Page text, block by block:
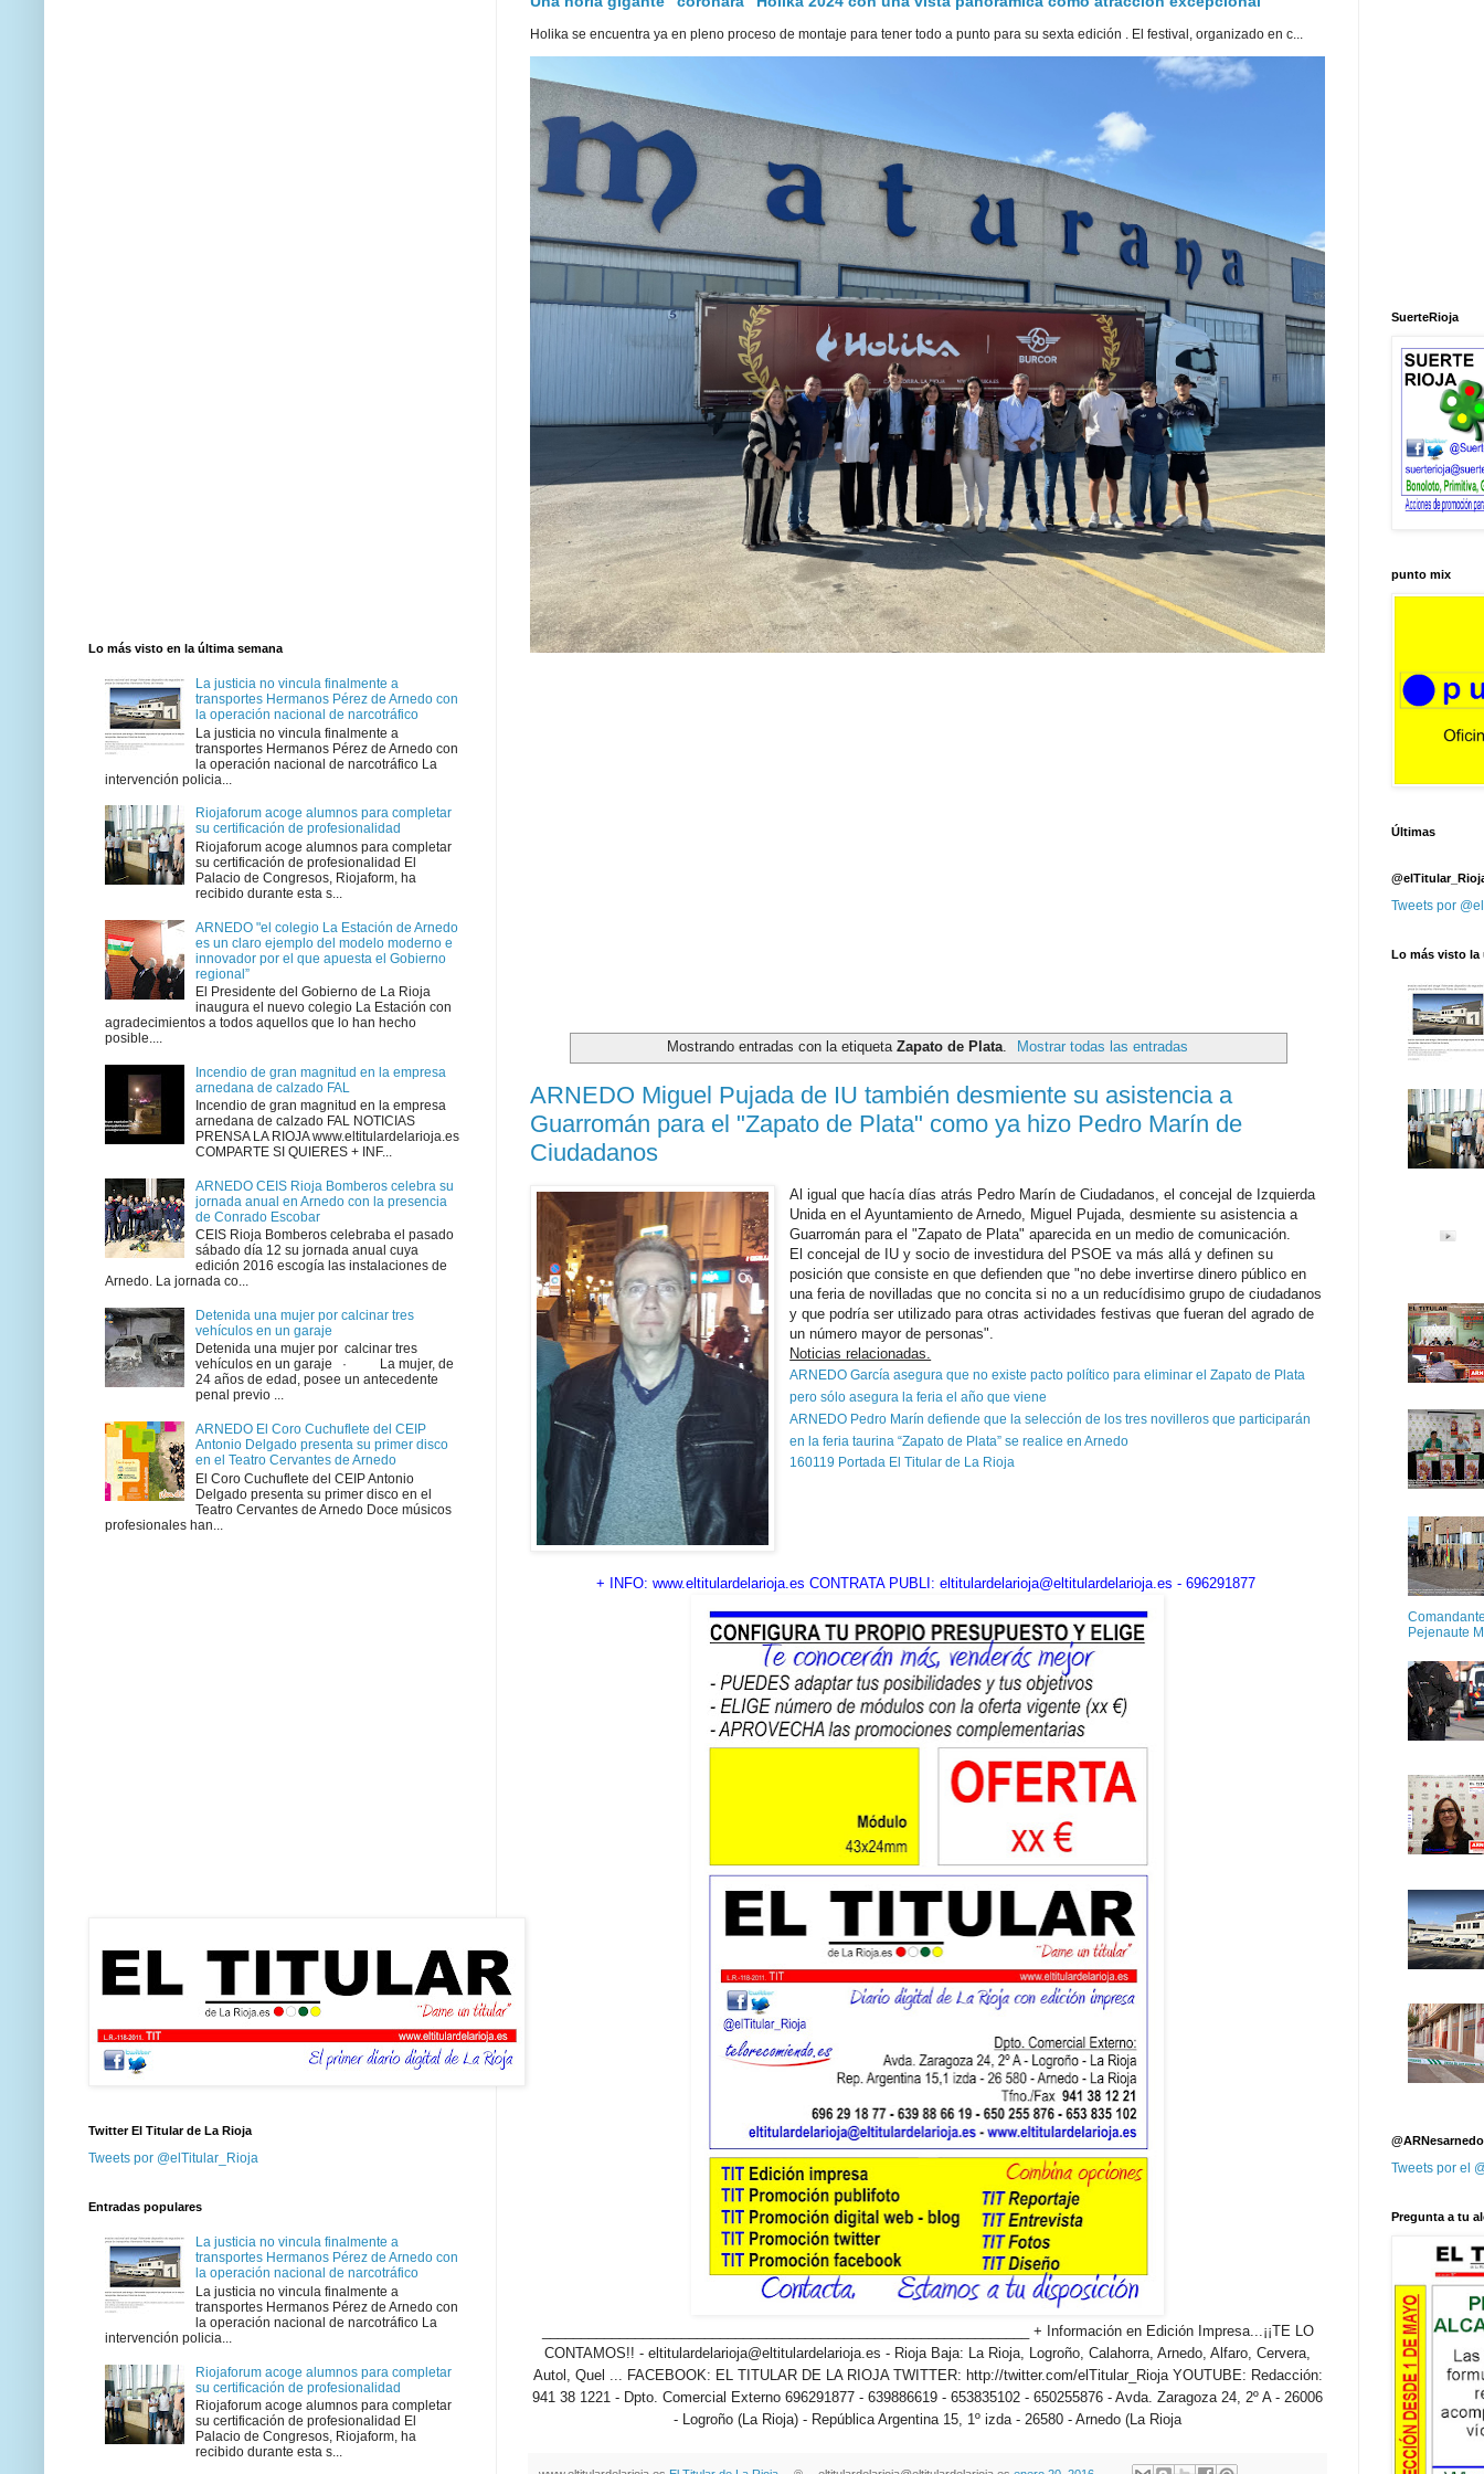
Holika se encuentra ya en pleno proceso de montaje para tener todo a punto para su sexta edición . El festival, organizado en c...
Mostrando entradas con la etiqueta Zapato de Plata. Mostrar todas las entradas
ARNEDO Miguel Pujada de IU también desmiente su asistencia a
Guarromán para el "Zapato de Plata" como ya hizo Pedro Marín de
Ciudadanos
Al igual que hacía días atrás Pedro Marín de Ciudadanos, el concejal de Izquierda
Unida en el Ayuntamiento de Arnedo, Miguel Pujada, desmiente su asistencia a
Guarromán para el "Zapato de Plata" aparecida en un medio de comunicación.
El concejal de IU y socio de investidura del PSOE va más allá y definen su
posición que consiste en que defienden que "no debe invertirse dinero público en
una feria de novilladas que no concita si no a un reducídisimo grupo de ciudadanos
y que podría ser utilizado para otras actividades festivas que fueran del agrado de
un número mayor de personas".
Noticias relacionadas.
ARNEDO García asegura que no existe pacto político para eliminar el Zapato de Plata
pero sólo asegura la feria el año que viene
ARNEDO Pedro Marín defiende que la selección de los tres novilleros que participarán
en la feria taurina “Zapato de Plata” se realice en Arnedo
160119 Portada El Titular de La Rioja
+ INFO: www.eltitulardelarioja.es CONTRATA PUBLI: eltitulardelarioja@eltitulardelarioja.es - 696291877
_______________________________________________________________ + Información en Edición Impresa...¡¡TE LO
CONTAMOS!! - eltitulardelarioja@eltitulardelarioja.es - Rioja Baja: La Rioja, Logroño, Calahorra, Arnedo, Alfaro, Cervera,
Autol, Quel ... FACEBOOK: EL TITULAR DE LA RIOJA TWITTER: http://twitter.com/elTitular_Rioja YOUTUBE: Redacción:
941 38 1221 - Dpto. Comercial Externo 696291877 - 639886619 - 653835102 - 650255876 - Avda. Zaragoza 24, 2º A - 26006
- Logroño (La Rioja) - República Argentina 15, 1º izda - 26580 - Arnedo (La Rioja
Lo más visto en la última semana
La justicia no vincula finalmente a
transportes Hermanos Pérez de Arnedo con
la operación nacional de narcotráfico
La justicia no vincula finalmente a
transportes Hermanos Pérez de Arnedo con
la operación nacional de narcotráfico La
intervención policia...
Riojaforum acoge alumnos para completar
su certificación de profesionalidad
Riojaforum acoge alumnos para completar
su certificación de profesionalidad El
Palacio de Congresos, Riojaform, ha
recibido durante esta s...
ARNEDO "el colegio La Estación de Arnedo
es un claro ejemplo del modelo moderno e
innovador por el que apuesta el Gobierno
regional”
El Presidente del Gobierno de La Rioja
inaugura el nuevo colegio La Estación con
agradecimientos a todos aquellos que lo han hecho
posible....
Incendio de gran magnitud en la empresa
arnedana de calzado FAL
Incendio de gran magnitud en la empresa
arnedana de calzado FAL NOTICIAS
PRENSA LA RIOJA www.eltitulardelarioja.es
COMPARTE SI QUIERES + INF...
ARNEDO CEIS Rioja Bomberos celebra su
jornada anual en Arnedo con la presencia
de Conrado Escobar
CEIS Rioja Bomberos celebraba el pasado
sábado día 12 su jornada anual cuya
edición 2016 escogía las instalaciones de
Arnedo. La jornada co...
Detenida una mujer por calcinar tres
vehículos en un garaje
Detenida una mujer por calcinar tres
vehículos en un garaje · La mujer, de
24 años de edad, posee un antecedente
penal previo ...
ARNEDO El Coro Cuchuflete del CEIP
Antonio Delgado presenta su primer disco
en el Teatro Cervantes de Arnedo
El Coro Cuchuflete del CEIP Antonio
Delgado presenta su primer disco en el
Teatro Cervantes de Arnedo Doce músicos
profesionales han...
Twitter El Titular de La Rioja
Tweets por @elTitular_Rioja
Entradas populares
La justicia no vincula finalmente a
transportes Hermanos Pérez de Arnedo con
la operación nacional de narcotráfico
La justicia no vincula finalmente a
transportes Hermanos Pérez de Arnedo con
la operación nacional de narcotráfico La
intervención policia...
Riojaforum acoge alumnos para completar
su certificación de profesionalidad
Riojaforum acoge alumnos para completar
su certificación de profesionalidad El
Palacio de Congresos, Riojaform, ha
recibido durante esta s...
SuerteRioja
punto mix
Últimas
Tweets por
Lo más visto la
Pejenaute
@ARNesarnedo
Tweets por el
Pregunta a tu